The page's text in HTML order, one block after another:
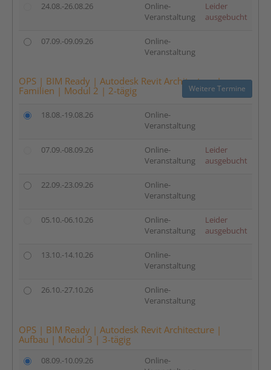
24.08.-26.08.26
Online-
Veranstaltung
Leider
ausgebucht
07.09.-09.09.26
Online-
Veranstaltung
OPS | BIM Ready | Autodesk Revit Architecture |
Familien | Modul 2 | 2-tägig
Weitere Termine
18.08.-19.08.26
Online-
Veranstaltung
07.09.-08.09.26
Online-
Veranstaltung
Leider
ausgebucht
22.09.-23.09.26
Online-
Veranstaltung
05.10.-06.10.26
Online-
Veranstaltung
Leider
ausgebucht
13.10.-14.10.26
Online-
Veranstaltung
26.10.-27.10.26
Online-
Veranstaltung
OPS | BIM Ready | Autodesk Revit Architecture |
Aufbau | Modul 3 | 3-tägig
08.09.-10.09.26
Online-